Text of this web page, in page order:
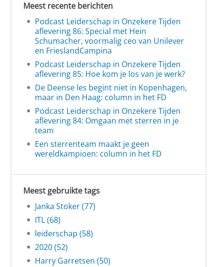
Meest recente berichten
Podcast Leiderschap in Onzekere Tijden
aflevering 86: Special met Hein
Schumacher, voormalig ceo van Unilever
en FrieslandCampina
Podcast Leiderschap in Onzekere Tijden
aflevering 85: Hoe kom je los van je werk?
De Deense les begint niet in Kopenhagen,
maar in Den Haag: column in het FD
Podcast Leiderschap in Onzekere Tijden
aflevering 84: Omgaan met sterren in je
team
Een sterrenteam maakt je geen
wereldkampioen: column in het FD
Meest gebruikte tags
Janka Stoker (77)
ITL (68)
leiderschap (58)
2020 (52)
Harry Garretsen (50)